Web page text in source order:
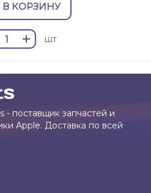
В КОРЗИНУ
шт
- поставщик запчастей и
Apple. Доставка по всей